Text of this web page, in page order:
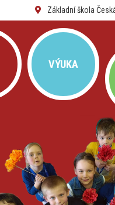
Základní škola
VÝUKA